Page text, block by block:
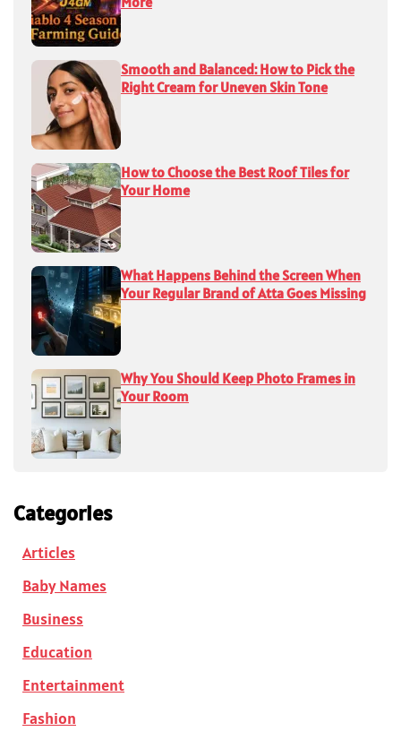
Smooth and Balanced: How to Pick the
Right Cream for Uneven Skin Tone
How to Choose the Best Roof Tiles for
Your Home
What Happens Behind the Screen When
Your Regular Brand of Atta Goes Missing
Why You Should Keep Photo Frames in
Your Room
Categories
Articles
Baby Names
Business
Education
Entertainment
Fashion